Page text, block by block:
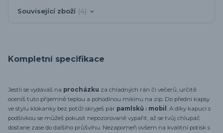
Související zboží 4
Kompletní specifikace
Jestli se vydáváš na procházku za chladných rán či večerů, určitě
oceníš tuto příjemně teplou a pohodlnou mikinu na zip. Do přední kapsy
ve stylu klokanky bez potíží skryješ pár pamlsků i mobil . A díky kapuci s
podšívkou se můžeš pokusit nepozorovaně vypařit, až se tvůj chlupáč
dostane zase do dalšího průšvihu. Nezapomeň ovšem na kvalitní potisk s